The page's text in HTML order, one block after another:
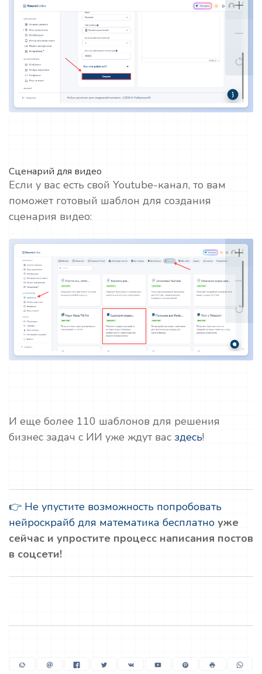
Сценарий для видео
Если у вас есть свой Youtube-канал, то вам
поможет готовый шаблон для создания
сценария видео:
И еще более 110 шаблонов для решения
бизнес задач с ИИ уже ждут вас здесь!
👉 Не упустите возможность попробовать
нейроскрайб для математика бесплатно уже
сейчас и упростите процесс написания постов
в соцсети!